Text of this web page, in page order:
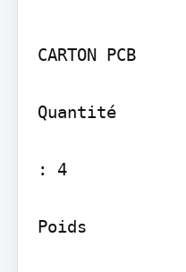
CARTON PCB
Quantité
: 4
Poids